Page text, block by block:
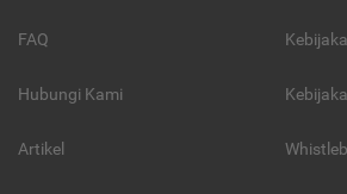
FAQ
Hubungi Kami
Artikel